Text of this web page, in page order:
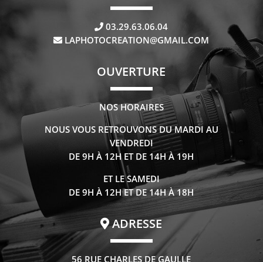
03.29.63.06.04
LAPHOTOCREATION@GMAIL.COM
OUVERTURE
NOS HORAIRES
NOUS VOUS RETROUVONS DU MARDI AU
VENDREDI
DE 9H À 12H ET DE 14H À 19H
ET LE SAMEDI
DE 9H À 12H ET DE 14H À 18H
ADRESSE
56 RUE CHARLES DE GAULLE